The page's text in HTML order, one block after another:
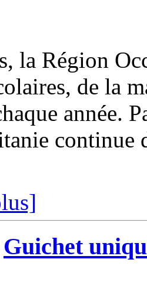
la Région
de la
année.
continue
Guichet